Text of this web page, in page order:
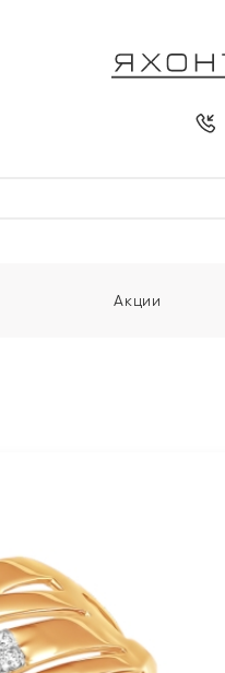
Акции